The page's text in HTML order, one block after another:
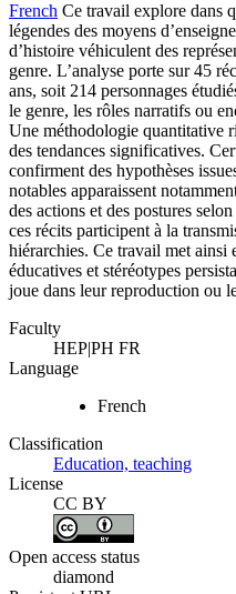
French Ce travail explore dans
légendes des moyens
d’histoire véhiculent des
genre. L’analyse porte sur 45
ans, soit 214 personnages
le genre, les rôles narratifs ou
Une méthodologie quantitative
des tendances significatives.
confirment des hypothèses
notables apparaissent
des actions et des postures
ces récits participent à la
hiérarchies. Ce travail met ainsi
éducatives et stéréotypes
joue dans leur reproduction ou
Faculty
HEP|PH FR
Language
French
Classification
Education, teaching
License
CC BY
Open access status
diamond